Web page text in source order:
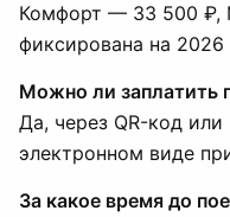
Комфорт — 33 500 ₽,
фиксирована на 2026
Можно ли заплатить
Да, через QR-код
электронном виде
За какое время до